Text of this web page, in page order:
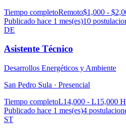
Tiempo completoRemoto$1,000 -
Publicado hace 1 mes(es)10
DE
Asistente Técnico
Desarrollos Energéticos y Ambiente
San Pedro Sula · Presencial
Tiempo completoL14,000 - L15,000
Publicado hace 1 mes(es)4
ST